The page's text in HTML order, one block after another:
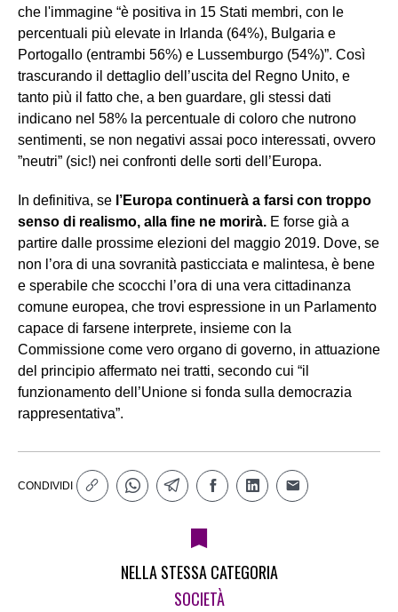
che l'immagine “è positiva in 15 Stati membri, con le
percentuali più elevate in Irlanda (64%), Bulgaria e
Portogallo (entrambi 56%) e Lussemburgo (54%)”. Così
trascurando il dettaglio dell’uscita del Regno Unito, e
tanto più il fatto che, a ben guardare, gli stessi dati
indicano nel 58% la percentuale di coloro che nutrono
sentimenti, se non negativi assai poco interessati, ovvero
”neutri” (sic!) nei confronti delle sorti dell’Europa.
In definitiva, se l’Europa continuerà a farsi con troppo
senso di realismo, alla fine ne morirà. E forse già a
partire dalle prossime elezioni del maggio 2019. Dove, se
non l’ora di una sovranità pasticciata e malintesa, è bene
e sperabile che scocchi l’ora di una vera cittadinanza
comune europea, che trovi espressione in un Parlamento
capace di farsene interprete, insieme con la
Commissione come vero organo di governo, in attuazione
del principio affermato nei tratti, secondo cui “il
funzionamento dell’Unione si fonda sulla democrazia
rappresentativa”.
CONDIVIDI
NELLA STESSA CATEGORIA
SOCIETÀ